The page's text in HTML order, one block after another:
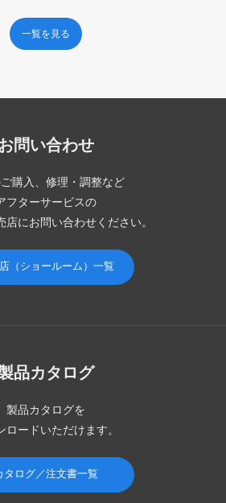
一覧を見る
問い合わせ
購入、修理・調整など
フターサービスの
店にお問い合わせください。
（ショールーム）一覧
品カタログ
製品カタログを
ロードいただけます。
タログ／注文書一覧